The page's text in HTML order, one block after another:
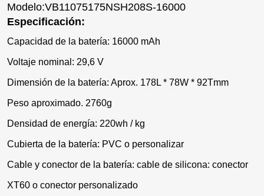
Modelo:VB11075175NSH208S-16000
Especificación:
Capacidad de la batería: 16000 mAh
Voltaje nominal: 29,6 V
Dimensión de la batería: Aprox. 178L * 78W * 92Tmm
Peso aproximado. 2760g
Densidad de energía: 220wh / kg
Cubierta de la batería: PVC o personalizar
Cable y conector de la batería: cable de silicona: conector
XT60 o conector personalizado